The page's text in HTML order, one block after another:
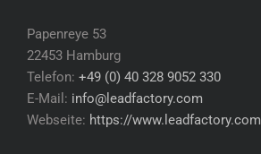
Papenreye 53
22453 Hamburg
Telefon: +49 (0) 40 328 9052 330
E-Mail: info@leadfactory.com
Webseite: https://www.leadfactory.com